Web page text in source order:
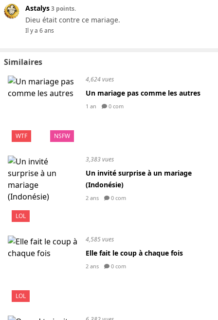
Astalys3 points.
Dieu était contre ce mariage.
Il y a 6 ans
Similaires
WTF NSFW
4,624 vues
Un mariage pas comme les autres
1 an 0 com
LOL
3,383 vues
Un invité surprise à un mariage
(Indonésie)
2 ans 0 com
LOL
4,585 vues
Elle fait le coup à chaque fois
2 ans 0 com